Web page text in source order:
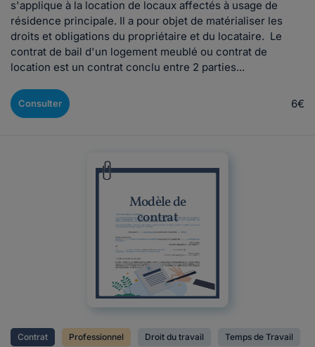
s'applique à la location de locaux affectés à usage de
résidence principale. Il a pour objet de matérialiser les
droits et obligations du propriétaire et du locataire. Le
contrat de bail d'un logement meublé ou contrat de
location est un contrat conclu entre 2 parties...
Consulter 6€
Modèle de
contrat
Contrat Professionnel Droit du travail Temps de Travail